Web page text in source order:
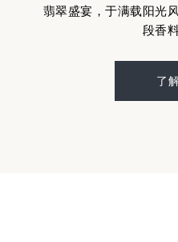
翡翠盛宴，于满载阳光
段香
了